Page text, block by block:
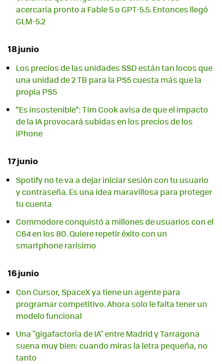
acercaría pronto a Fable 5 o GPT-5.5. Entonces llegó
GLM-5.2
18 junio
Los precios de las unidades SSD están tan locos que
una unidad de 2 TB para la PS5 cuesta más que la
propia PS5
“Es insostenible”: Tim Cook avisa de que el impacto
de la IA provocará subidas en los precios de los
iPhone
17 junio
Spotify no te va a dejar iniciar sesión con tu usuario
y contraseña. Es una idea maravillosa para proteger
tu cuenta
Commodore conquistó a millones de usuarios con el
C64 en los 80. Quiere repetir éxito con un
smartphone rarísimo
16 junio
Con Cursor, SpaceX ya tiene un agente para
programar competitivo. Ahora solo le falta tener un
modelo funcional
Una "gigafactoría de IA" entre Madrid y Tarragona
suena muy bien: cuando miras la letra pequeña, no
tanto